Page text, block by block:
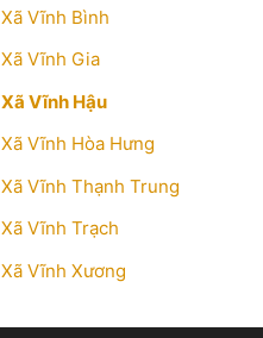
Xã Vĩnh Bình
Xã Vĩnh Gia
Xã Vĩnh Hậu
Xã Vĩnh Hòa Hưng
Xã Vĩnh Thạnh Trung
Xã Vĩnh Trạch
Xã Vĩnh Xương